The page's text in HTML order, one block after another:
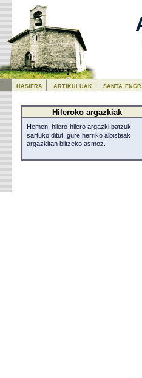
Hileroko argazkiak
Hemen, hilero-hilero argazki batzuk
sartuko ditut, gure herriko albisteak
argazkitan biltzeko asmoz.
hasiera artikuluak santa